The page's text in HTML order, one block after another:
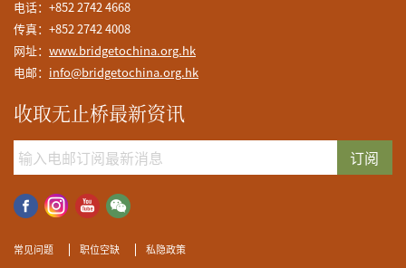
电话：+852 2742 4668
传真：+852 2742 4008
网址： www.bridgetochina.org.hk
电邮： info@bridgetochina.org.hk
收取无止桥最新资讯
订阅
常见问题 职位空缺 私隐政策